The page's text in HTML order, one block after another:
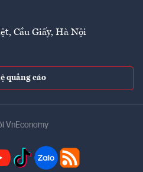
Cầu Giấy, Hà Nội
quảng cáo
VnEconomy